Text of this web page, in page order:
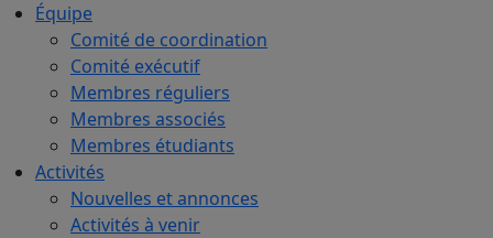
Équipe
Comité de coordination
Comité exécutif
Membres réguliers
Membres associés
Membres étudiants
Activités
Nouvelles et annonces
Activités à venir